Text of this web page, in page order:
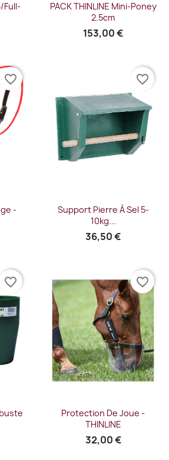
Full-
PACK THINLINE Mini-Poney
2.5cm
153,00 €
-
favorite_border
Support Pierre À Sel 5-
10kg...
36,50 €
favorite_border
favorite_border
Protection De Joue -
THINLINE
32,00 €
favorite_border